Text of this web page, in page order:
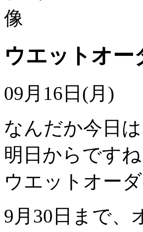
ウエットオー
09月16日(月)
なんだか今日
明日からです
ウエットオー
9月30日まで、